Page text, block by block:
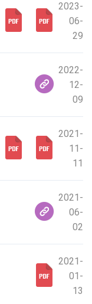
2023-
06-
29
2022-
12-
09
2021-
11-
11
2021-
06-
02
2021-
01-
13